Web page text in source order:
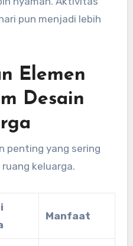
pun menjadi lebih
Elemen
Desain
penting yang sering
keluarga.
Manfaat